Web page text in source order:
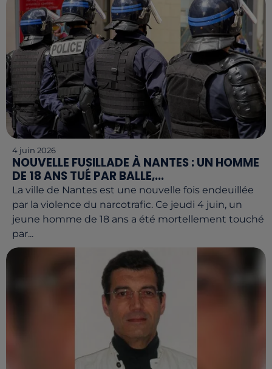
4 juin 2026
NOUVELLE FUSILLADE À NANTES : UN HOMME
DE 18 ANS TUÉ PAR BALLE,...
La ville de Nantes est une nouvelle fois endeuillée
par la violence du narcotrafic. Ce jeudi 4 juin, un
jeune homme de 18 ans a été mortellement touché
par...